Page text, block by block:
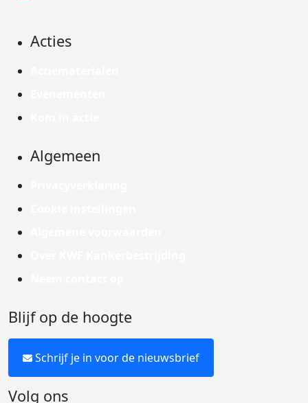
Acties
Algemeen
Blijf op de hoogte
Schrijf je in voor de nieuwsbrief
Volg ons